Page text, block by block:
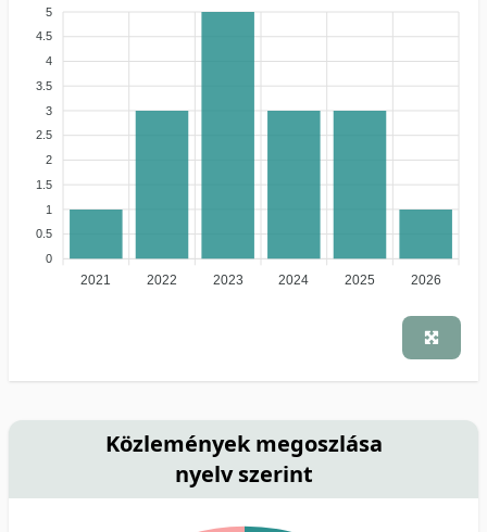
5
4.5
4
3.5
3
2.5
2
1.5
1
0.5
0
2021 2022 2023 2024 2025 2026
Közlemények megoszlása
nyelv szerint